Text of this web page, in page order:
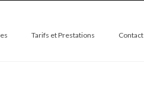
Tarifs et Prestations Contact